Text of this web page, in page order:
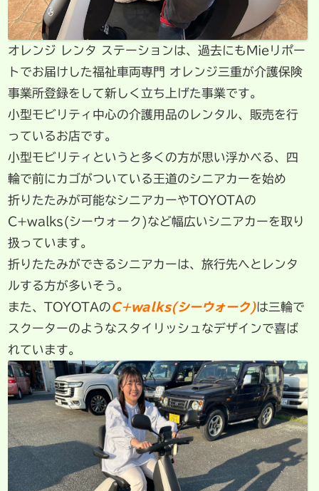
オレンジ レンタ ステーションは、過去にもMieリポー
トでお届けした福祉車両専門 オレンジ三重が介護保険
事業所登録をして新しく立ち上げた事業です。
小型モビリティ中心の介護用品のレンタル、販売を行
っているお店です。
小型モビリティというと多くの方が思い浮かべる、四
輪で前にカゴがついている王道のシニアカーを始め
折りたたみが可能なシニアカーやTOYOTAの
C+walks(シーウォーク)など幅広いシニアカーを取り
扱っています。
折りたたみができるシニアカーは、旅行先へとレンタ
ルする方が多いそう。
また、TOYOTAのC+walks(シーウォーク)は三輪で
スクーターのようなスタイリッシュなデザインで喜ば
れています。